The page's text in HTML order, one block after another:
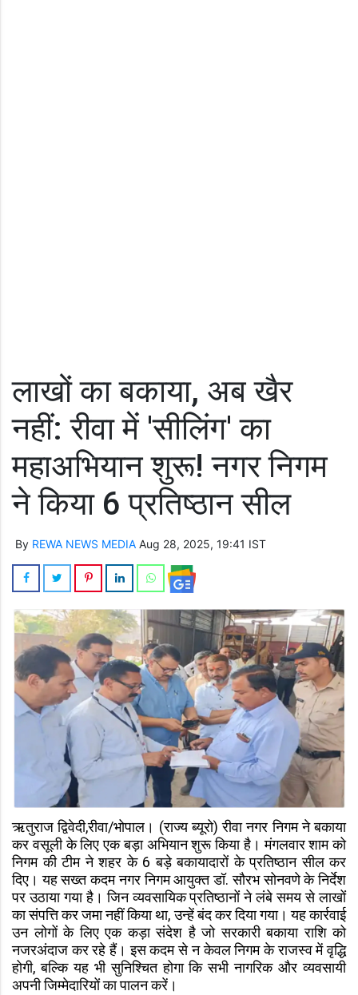
लाखों का बकाया, अब खैर
नहीं: रीवा में 'सीलिंग' का
महाअभियान शुरू! नगर निगम
ने किया 6 प्रतिष्ठान सील
By REWA NEWS MEDIA Aug 28, 2025, 19:41 IST
ऋतुराज द्विवेदी,रीवा/भोपाल। (राज्य ब्यूरो) रीवा नगर निगम ने बकाया
कर वसूली के लिए एक बड़ा अभियान शुरू किया है। मंगलवार शाम को
निगम की टीम ने शहर के 6 बड़े बकायादारों के प्रतिष्ठान सील कर
दिए। यह सख्त कदम नगर निगम आयुक्त डॉ. सौरभ सोनवणे के निर्देश
पर उठाया गया है। जिन व्यवसायिक प्रतिष्ठानों ने लंबे समय से लाखों
का संपत्ति कर जमा नहीं किया था, उन्हें बंद कर दिया गया। यह कार्रवाई
उन लोगों के लिए एक कड़ा संदेश है जो सरकारी बकाया राशि को
नजरअंदाज कर रहे हैं। इस कदम से न केवल निगम के राजस्व में वृद्धि
होगी, बल्कि यह भी सुनिश्चित होगा कि सभी नागरिक और व्यवसायी
अपनी जिम्मेदारियों का पालन करें।